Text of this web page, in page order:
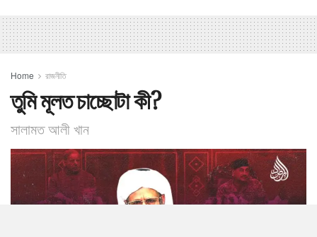
Home রাজনীতি
তুমি মূলত চাচ্ছোটা কী?
সালামত আলী খান